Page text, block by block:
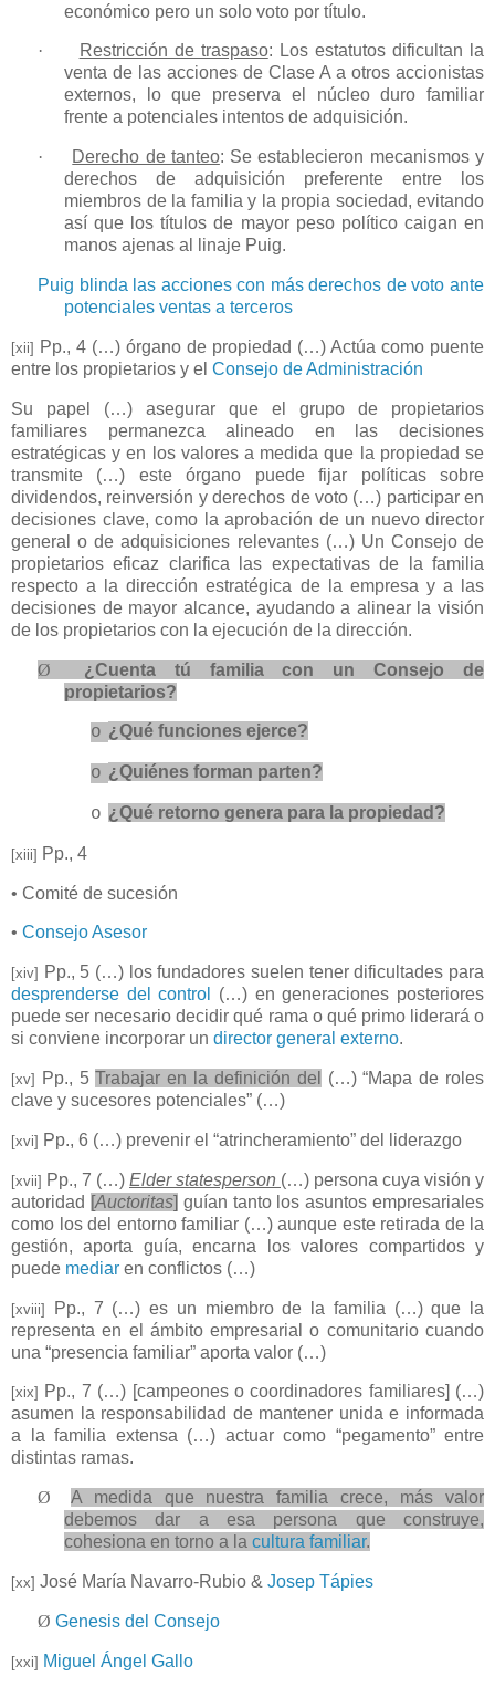
económico pero un solo voto por título.
· Restricción de traspaso: Los estatutos dificultan la
venta de las acciones de Clase A a otros accionistas
externos, lo que preserva el núcleo duro familiar
frente a potenciales intentos de adquisición.
· Derecho de tanteo: Se establecieron mecanismos y
derechos de adquisición preferente entre los
miembros de la familia y la propia sociedad, evitando
así que los títulos de mayor peso político caigan en
manos ajenas al linaje Puig.
Puig blinda las acciones con más derechos de voto ante
potenciales ventas a terceros
[xii] Pp., 4 (…) órgano de propiedad (…) Actúa como puente
entre los propietarios y el Consejo de Administración
Su papel (…) asegurar que el grupo de propietarios
familiares permanezca alineado en las decisiones
estratégicas y en los valores a medida que la propiedad se
transmite (…) este órgano puede fijar políticas sobre
dividendos, reinversión y derechos de voto (…) participar en
decisiones clave, como la aprobación de un nuevo director
general o de adquisiciones relevantes (…) Un Consejo de
propietarios eficaz clarifica las expectativas de la familia
respecto a la dirección estratégica de la empresa y a las
decisiones de mayor alcance, ayudando a alinear la visión
de los propietarios con la ejecución de la dirección.
Ø
¿Cuenta tú familia con un Consejo de
propietarios?
o ¿Qué funciones ejerce?
o ¿Quiénes forman parten?
o ¿Qué retorno genera para la propiedad?
[xiii] Pp., 4
• Comité de sucesión
• Consejo Asesor
[xiv] Pp., 5 (…) los fundadores suelen tener dificultades para
desprenderse del control
(…) en generaciones posteriores
puede ser necesario decidir qué rama o qué primo liderará o
si conviene incorporar un director general externo.
[xv] Pp., 5Trabajar en la definición del
(…) “Mapa de roles
clave y sucesores potenciales” (…)
[xvi] Pp., 6 (…) prevenir el “atrincheramiento” del liderazgo
[xvii] Pp., 7 (…) Elder statesperson (…) persona cuya visión y
autoridad [Auctoritas] guían tanto los asuntos empresariales
como los del entorno familiar (…) aunque este retirada de la
gestión, aporta guía, encarna los valores compartidos y
puede mediar en conflictos (…)
[xviii]
Pp., 7 (…) es un miembro de la familia (…) que la
representa en el ámbito empresarial o comunitario cuando
una “presencia familiar” aporta valor (…)
[xix] Pp., 7 (…) [campeones o coordinadores familiares] (…)
asumen la responsabilidad de mantener unida e informada
a la familia extensa (…) actuar como “pegamento” entre
distintas ramas.
Ø
A medida que nuestra familia crece, más valor
debemos dar a esa persona que construye,
cohesiona en torno a la cultura familiar.
[xx] José María Navarro-Rubio & Josep Tápies
Ø Genesis del Consejo
[xxi] Miguel Ángel Gallo